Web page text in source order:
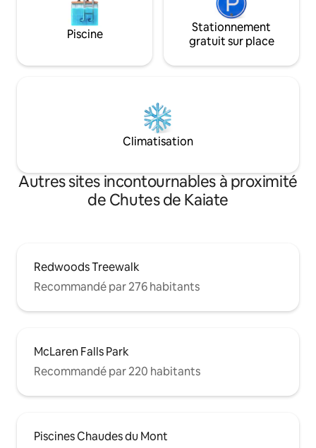
Piscine
Stationnement
gratuit sur place
Climatisation
Autres sites incontournables à proximité
de Chutes de Kaiate
Redwoods Treewalk
Recommandé par 276 habitants
McLaren Falls Park
Recommandé par 220 habitants
Piscines Chaudes du Mont